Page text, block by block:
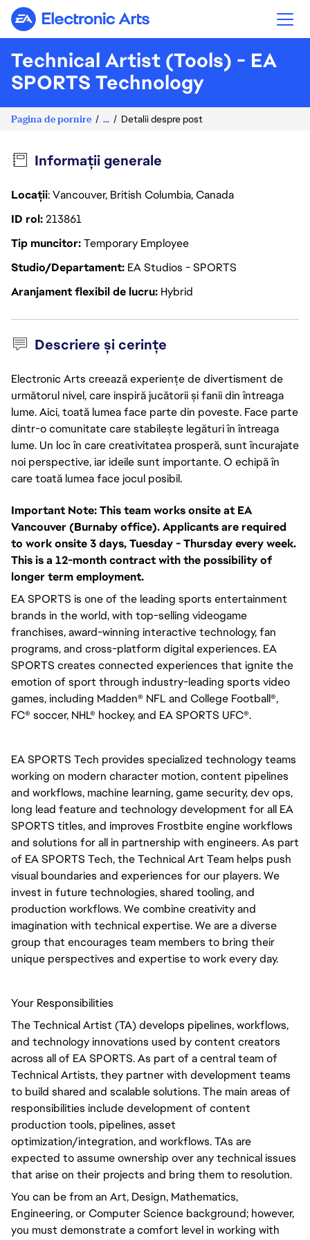
Electronic Arts
Technical Artist (Tools) - EA
SPORTS Technology
Pagina de pornire ... Detalii despre post
Informații generale
Locații: Vancouver, British Columbia, Canada
ID rol213861
Tip muncitorTemporary Employee
Studio/Departament EA Studios - SPORTS
Aranjament flexibil de lucru Hybrid
Descriere și cerințe
Electronic Arts creează experiențe de divertisment de
următorul nivel, care inspiră jucătorii și fanii din întreaga
lume. Aici, toată lumea face parte din poveste. Face parte
dintr-o comunitate care stabilește legături în întreaga
lume. Un loc în care creativitatea prosperă, sunt încurajate
noi perspective, iar ideile sunt importante. O echipă în
care toată lumea face jocul posibil.
Important Note:This team works onsite at EA
Vancouver (Burnaby office). Applicants are required
to work onsite 3 days, Tuesday - Thursday every week.
This is a 12-month contract with the possibility of
longer term employment.
EA SPORTS is one of the leading sports entertainment
brands in the world, with top-selling videogame
franchises, award-winning interactive technology, fan
programs, and cross-platform digital experiences. EA
SPORTS creates connected experiences that ignite the
emotion of sport through industry-leading sports video
games, including Madden® NFL and College Football®,
FC® soccer, NHL® hockey, and EA SPORTS UFC®.
EA SPORTS Tech provides specialized technology teams
working on modern character motion, content pipelines
and workflows, machine learning, game security, dev ops,
long lead feature and technology development for all EA
SPORTS titles, and improves Frostbite engine workflows
and solutions for all in partnership with engineers. As part
of EA SPORTS Tech, the Technical Art Team helps push
visual boundaries and experiences for our players. We
invest in future technologies, shared tooling, and
production workflows. We combine creativity and
imagination with technical expertise. We are a diverse
group that encourages team members to bring their
unique perspectives and expertise to work every day.
Your Responsibilities
The Technical Artist (TA) develops pipelines, workflows,
and technology innovations used by content creators
across all of EA SPORTS. As part of a central team of
Technical Artists, they partner with development teams
to build shared and scalable solutions. The main areas of
responsibilities include development of content
production tools, pipelines, asset
optimization/integration, and workflows. TAs are
expected to assume ownership over any technical issues
that arise on their projects and bring them to resolution.
You can be from an Art, Design, Mathematics,
Engineering, or Computer Science background; however,
you must demonstrate a comfort level in working with